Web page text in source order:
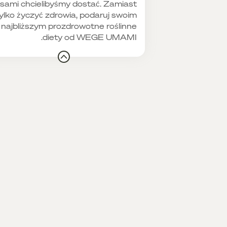
sami chcielibyśmy dostać. Zamiast
życzyć zdrowia, podaruj swoim
najbliższym prozdrowotne roślinne
diety od WEGE UMAMI.